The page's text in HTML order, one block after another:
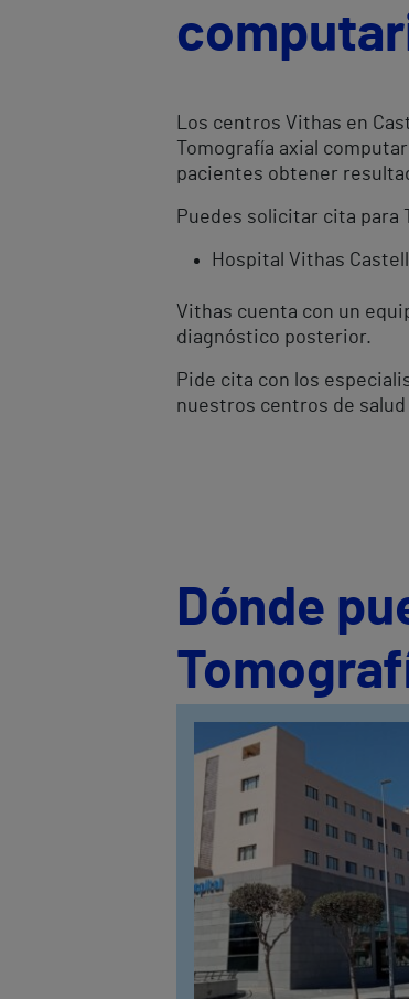
Los centros Vithas en
Tomografía axial
pacientes obtener
Puedes solicitar cita para
Hospital Vithas
Vithas cuenta con un
diagnóstico posterior.
Pide cita con los
nuestros centros de
Dónde